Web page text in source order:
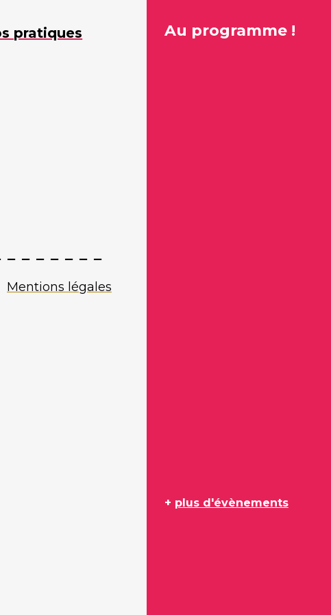
pratiques
Mentions légales
Au programme !
+ plus d'évènements